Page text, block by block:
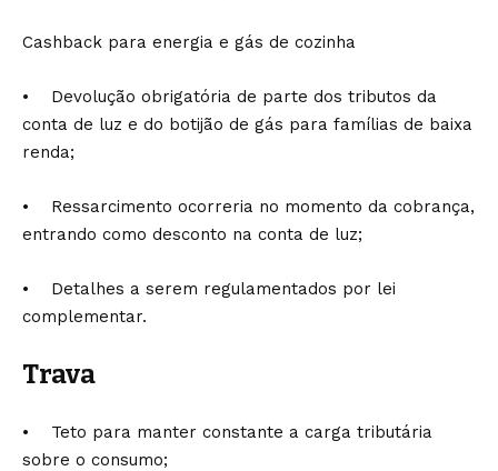
Cashback para energia e gás de cozinha
• Devolução obrigatória de parte dos tributos da
conta de luz e do botijão de gás para famílias de baixa
renda;
• Ressarcimento ocorreria no momento da cobrança,
entrando como desconto na conta de luz;
• Detalhes a serem regulamentados por lei
complementar.
Trava
• Teto para manter constante a carga tributária
sobre o consumo;